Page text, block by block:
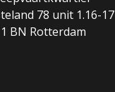
78 unit 1.16-17
BN Rotterdam